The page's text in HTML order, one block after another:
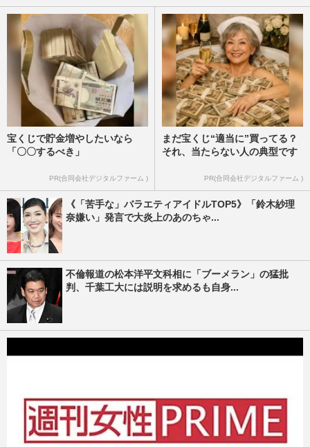
宝くじで貯金増やしたいなら
「〇〇するべき」
PR(合同会社デジタルファーム )
まだ宝くじ“適当に”買ってる？
それ、当たらない人の典型です
PR(合同会社デジタルファーム )
《「苦手な」バラエティアイドルTOP5》「鈴木紗理
奈嫌い」発言で大炎上のあのちゃ...
不倫報道の松本洋平文科相に「ブーメラン」の猛批
判、千葉工大には説明を求めるも自身...